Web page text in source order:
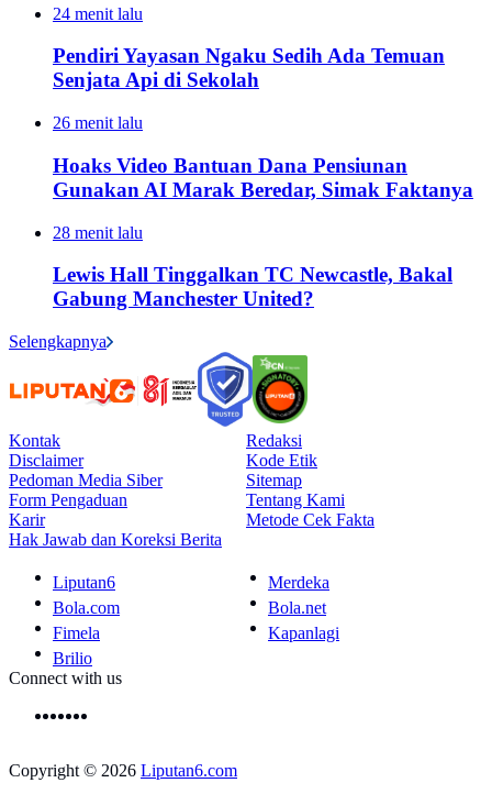
24 menit lalu
Pendiri Yayasan Ngaku Sedih Ada Temuan
Senjata Api di Sekolah
26 menit lalu
Hoaks Video Bantuan Dana Pensiunan
Gunakan AI Marak Beredar, Simak Faktanya
28 menit lalu
Lewis Hall Tinggalkan TC Newcastle, Bakal
Gabung Manchester United?
Selengkapnya
Kontak
Redaksi
Disclaimer
Kode Etik
Pedoman Media Siber
Sitemap
Form Pengaduan
Tentang Kami
Karir
Metode Cek Fakta
Hak Jawab dan Koreksi Berita
Liputan6
Merdeka
Bola.com
Bola.net
Fimela
Kapanlagi
Brilio
Connect with us
Copyright © 2026 Liputan6.com